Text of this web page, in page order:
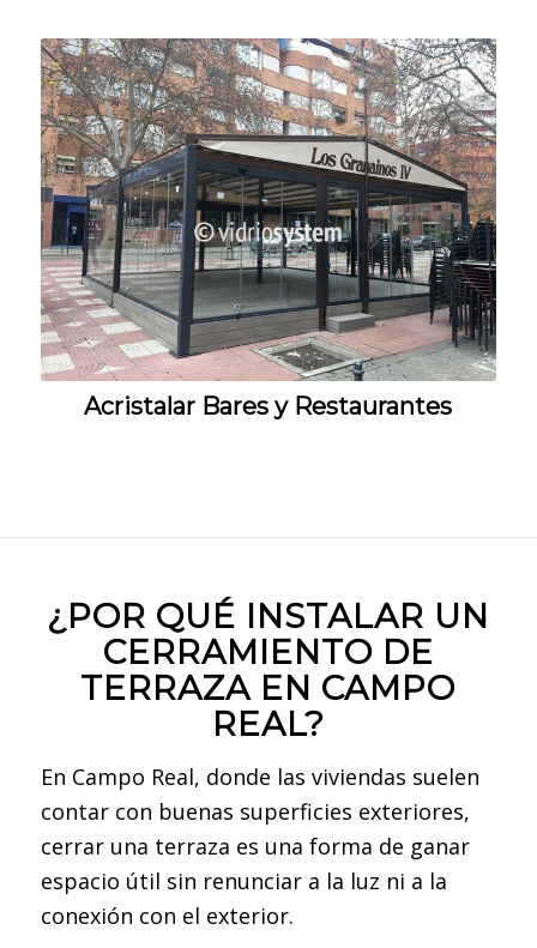
Acristalar Bares y Restaurantes
¿POR QUÉ INSTALAR UN
CERRAMIENTO DE
TERRAZA EN CAMPO
REAL?
En Campo Real, donde las viviendas suelen
contar con buenas superficies exteriores,
cerrar una terraza es una forma de ganar
espacio útil sin renunciar a la luz ni a la
conexión con el exterior.